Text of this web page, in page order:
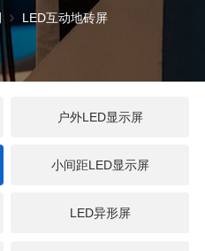
LED互动地砖屏
户外LED显示屏
小间距LED显示屏
LED异形屏